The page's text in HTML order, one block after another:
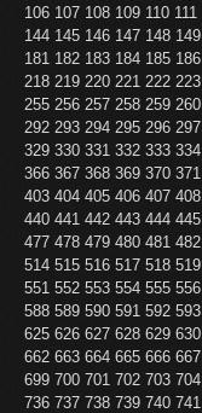
106 107 108 109 110 111
144 145 146 147 148 149
181 182 183 184 185 186
218 219 220 221 222 223
255 256 257 258 259 260
292 293 294 295 296 297
329 330 331 332 333 334
366 367 368 369 370 371
403 404 405 406 407 408
440 441 442 443 444 445
477 478 479 480 481 482
514 515 516 517 518 519
551 552 553 554 555 556
588 589 590 591 592 593
625 626 627 628 629 630
662 663 664 665 666 667
699 700 701 702 703 704
736 737 738 739 740 741